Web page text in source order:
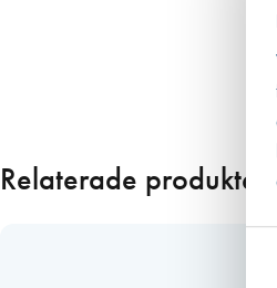
Informationen har vi fått fram
Datan från EPD:er är att betrakta
i de allra flesta fall. Om redovisat
Relaterade produkter